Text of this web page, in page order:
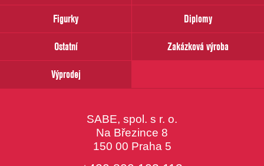
email
Figurky
Diplomy
Ostatní
Zakázková výroba
Výprodej
SABE, spol. s r. o.
Na Březince 8
150 00 Praha 5